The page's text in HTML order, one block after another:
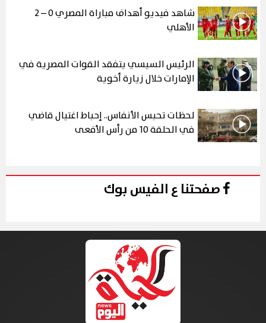
شاهد فيديو أهداف مباراة المصري 0 – 2
الأهلي
الرئيس السيسي يتفقد القوات المصرية في
الإمارات خلال زيارة أخوية
لحظات تحبس الأنفاس.. إحباط اغتيال قاضي
في الحلقة 10 من رأس الأفعى
صفحتنا ع الفيس بوك